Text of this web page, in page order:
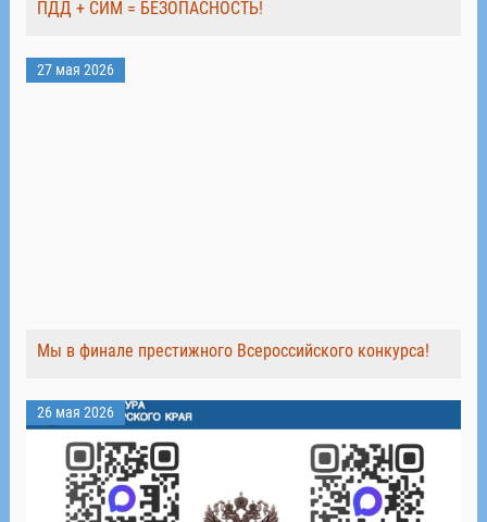
ПДД + СИМ = БЕЗОПАСНОСТЬ!
27 мая 2026
Мы в финале престижного Всероссийского конкурса!
26 мая 2026